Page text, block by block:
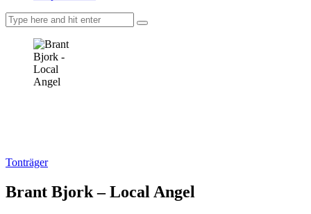
Tonträger
Brant Bjork – Local Angel